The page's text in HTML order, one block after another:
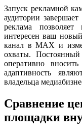
Запуск рекламной
аудитории
реклама
интересен ваш
канал в MAX и
охваты.
оперативно
адаптивность
владельца
Сравнение
площадки